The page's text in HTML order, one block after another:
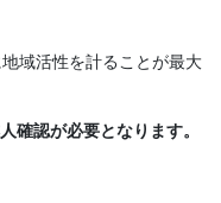
域活性を計ることが最大
確認が必要となります。